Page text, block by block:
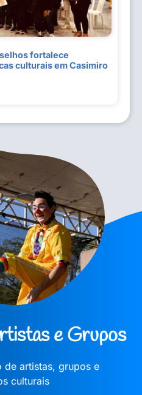
fortalece
culturais em Casimiro
e Grupos
de artistas, grupos e
culturais